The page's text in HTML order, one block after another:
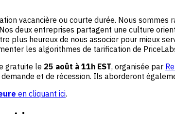
vacancière ou courte durée. Nous
deux entreprises partagent une culture
plus heureux de nous associer pour mieux
les algorithmes de tarification de
gratuite le 25 août à 11h EST, organisée par
et de récession. Ils aborderont
en cliquant ici.